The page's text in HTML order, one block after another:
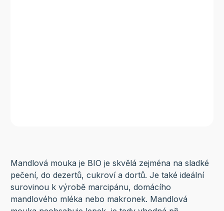
Mandlová mouka je BIO je skvělá zejména na sladké
pečení, do dezertů, cukroví a dortů. Je také ideální
surovinou k výrobě marcipánu, domácího
mandlového mléka nebo makronek. Mandlová